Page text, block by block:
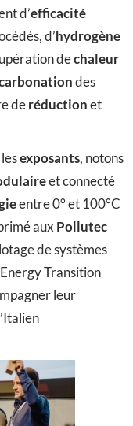
d’efficacité
d’hydrogène
dechaleur
des
deréductionet
exposants, notons
et connecté
entre 0° et 100°C
aux Pollutec
de systèmes
Transition
leur